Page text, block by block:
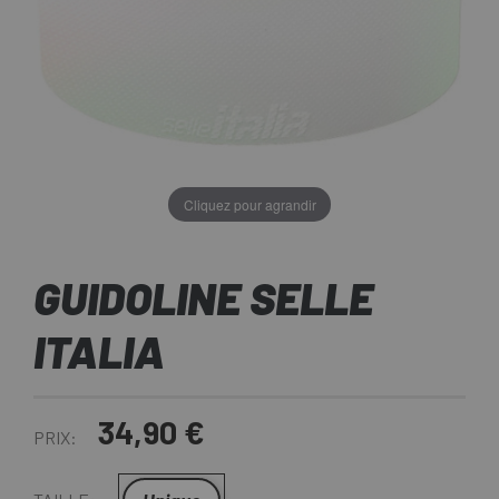
Cliquez pour agrandir
GUIDOLINE SELLE
ITALIA
PRIX: 34,90 €